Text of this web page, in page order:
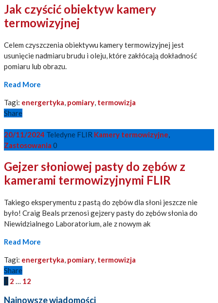
Jak czyścić obiektyw kamery
termowizyjnej
Celem czyszczenia obiektywu kamery termowizyjnej jest
usunięcie nadmiaru brudu i oleju, które zakłócają dokładność
pomiaru lub obrazu.
Read More
Tagi: energertyka pomiary termowizja
Share
20/11/2024 Teledyne FLIR Kamery termowizyjne
Zastosowania 0
Gejzer słoniowej pasty do zębów z
kamerami termowizyjnymi FLIR
Takiego eksperymentu z pastą do zębów dla słoni jeszcze nie
było! Craig Beals przenosi gejzery pasty do zębów słonia do
Niewidzialnego Laboratorium, ale z nowym ak
Read More
Tagi: energertyka, pomiary, termowizja
Share
1 2 … 12
Najnowsze wiadomości